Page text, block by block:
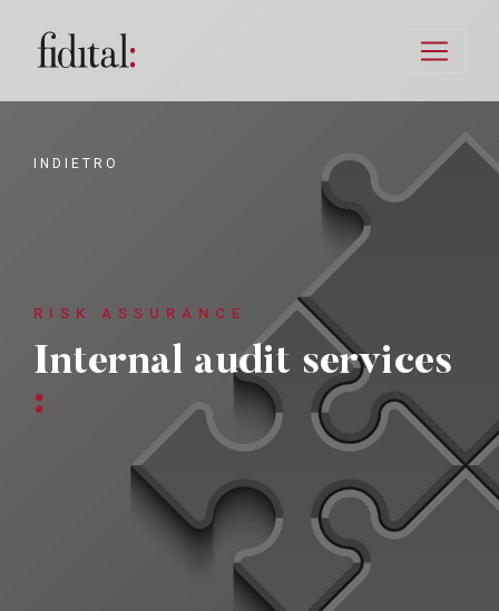
INDIETRO
RISK ASSURANCE
Internal audit services
: